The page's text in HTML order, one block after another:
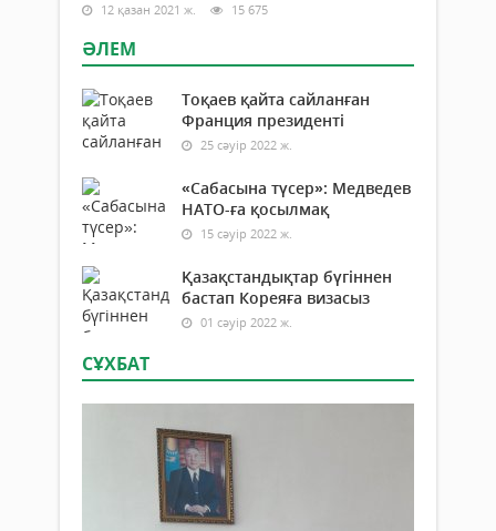
12 қазан 2021 ж. 15 675
ӘЛЕМ
Тоқаев қайта сайланған
Франция президенті
25 сәуір 2022 ж.
«Сабасына түсер»: Медведев
НАТО-ға қосылмақ
15 сәуір 2022 ж.
Қазақстандықтар бүгіннен
бастап Кореяға визасыз
01 сәуір 2022 ж.
СҰХБАТ